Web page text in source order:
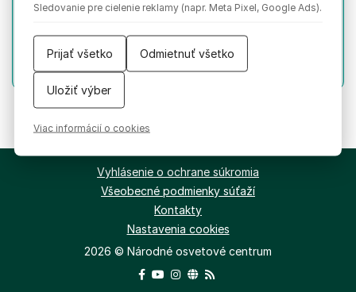
Tanečný lektor:Peter Vajda
Vyhlásenie o ochrane súkromia
Všeobecné podmienky súťaží
Kontakty
Nastavenia cookies
2026 © Národné osvetové centrum
Sledovanie pre cielenie reklamy (napr. Meta Pixel, Google Ads).
Prijať všetko Odmietnuť všetko
Uložiť výber
Viac informácií o cookies